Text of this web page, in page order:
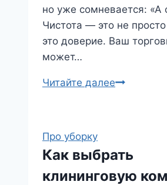
но уже сомневается: «А
Чистота — это не просто
это доверие. Ваш
может…
Читайте далее
почему
Про уборку
Как выбрать
клининговую